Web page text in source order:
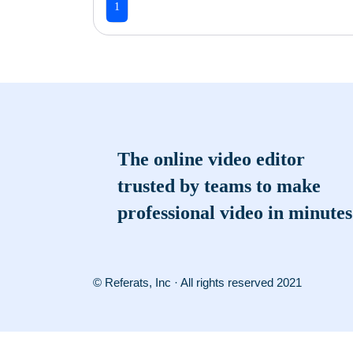
1
The online video editor
trusted by teams to make
professional video in minutes
© Referats, Inc · All rights reserved 2021